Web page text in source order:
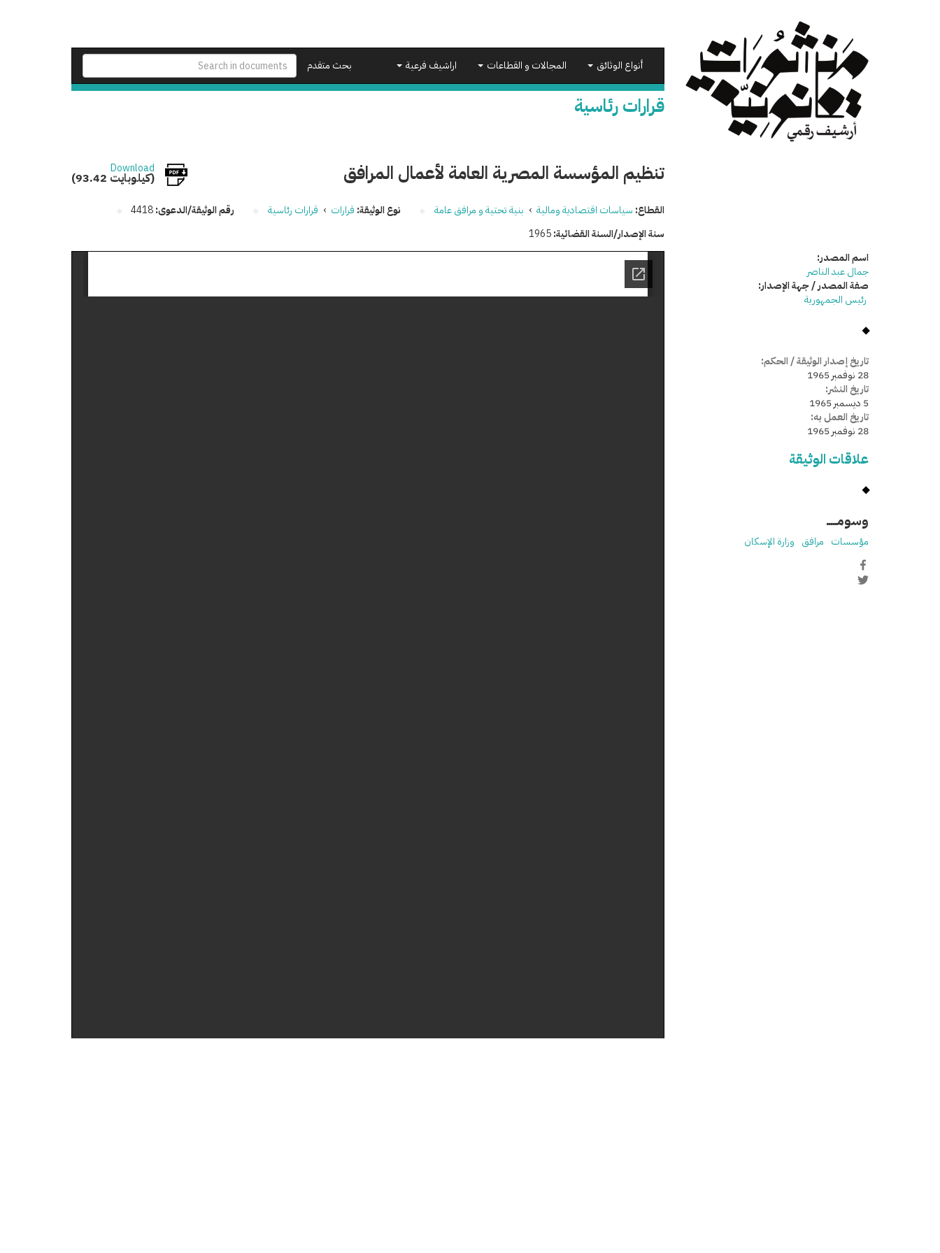
بحث متقدم
أنواع الوثائق المجالات و القطاعات اراشيف فرعية
قرارات رئاسية
تنظيم المؤسسة المصرية العامة لأعمال المرافق Download
(93.42 كيلوبايت)
القطاع: سياسات اقتصادية ومالية › بنية تحتية و مرافق عامة نوع الوثيقة: قرارات › قرارات رئاسية رقم الوثيقة/الدعوى:4418
سنة الإصدار/السنة القضائية:1965
اسم المصدر:
جمال عبد الناصر
صفة المصدر / جهة الإصدار:
رئيس الجمهورية
تاريخ إصدار الوثيقة / الحكم:
28 نوفمبر 1965
تاريخ النشر:
5 ديسمبر 1965
تاريخ العمل به:
28 نوفمبر 1965
علاقات الوثيقة
وسومـــــ
مؤسسات مرافق وزارة الإسكان